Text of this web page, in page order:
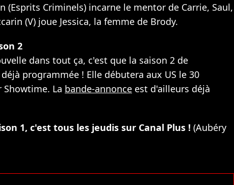
(Esprits Criminels) incarne le mentor de Carrie, Saul,
(V) joue Jessica, la femme de Brody.
2
dans tout ça, c'est que la saison 2 de
programmée ! Elle débutera aux US le 30
La bande-annonce est d'ailleurs déjà
1, c'est tous les jeudis sur Canal Plus ! (Aubéry